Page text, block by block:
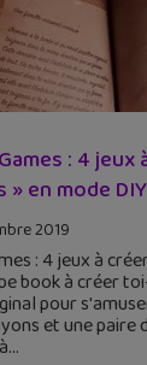
: 4 jeux
» en mode DIY
2019
: 4 jeux à
book à créer
pour
et une paire